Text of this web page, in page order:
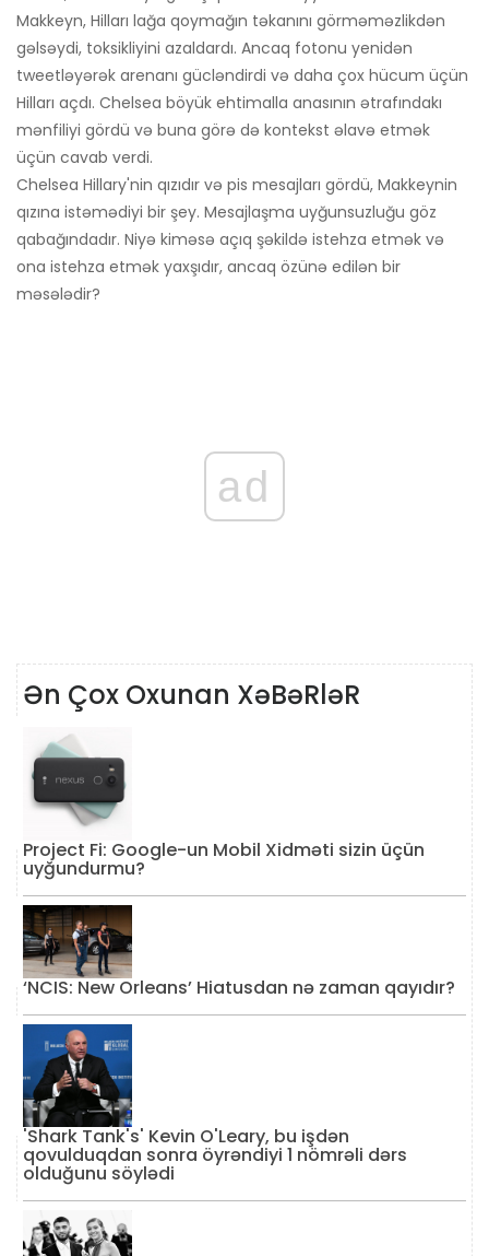
Makkeyn, Hilları lağa qoymağın təkanını görməməzlikdən
gəlsəydi, toksikliyini azaldardı. Ancaq fotonu yenidən
tweetləyərək arenanı gücləndirdi və daha çox hücum üçün
Hilları açdı. Chelsea böyük ehtimalla anasının ətrafındakı
mənfiliyi gördü və buna görə də kontekst əlavə etmək
üçün cavab verdi.
Chelsea Hillary'nin qızıdır və pis mesajları gördü, Makkeynin
qızına istəmədiyi bir şey. Mesajlaşma uyğunsuzluğu göz
qabağındadır. Niyə kiməsə açıq şəkildə istehza etmək və
ona istehza etmək yaxşıdır, ancaq özünə edilən bir
məsələdir?
ad
Ən Çox Oxunan XəBəRləR
Project Fi: Google-un Mobil Xidməti sizin üçün
uyğundurmu?
‘NCIS: New Orleans’ Hiatusdan nə zaman qayıdır?
'Shark Tank's' Kevin O'Leary, bu işdən
qovulduqdan sonra öyrəndiyi 1 nömrəli dərs
olduğunu söylədi